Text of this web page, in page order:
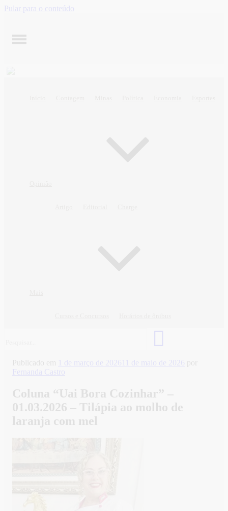
Pular para o conteúdo
Publicado em 1 de março de 2026 11 de maio de 2026 por
Fernanda Castro
Coluna “Uai Bora Cozinhar” –
01.03.2026 – Tilápia ao molho de
laranja com mel